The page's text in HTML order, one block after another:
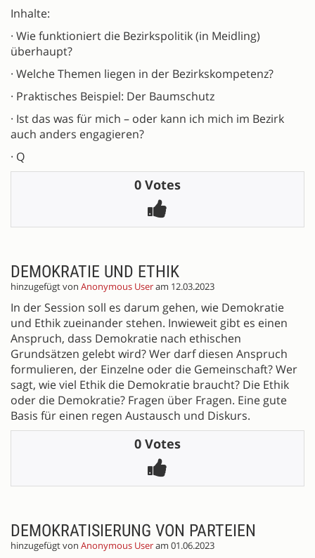
Inhalte:
· Wie funktioniert die Bezirkspolitik (in Meidling)
überhaupt?
· Welche Themen liegen in der Bezirkskompetenz?
· Praktisches Beispiel: Der Baumschutz
· Ist das was für mich – oder kann ich mich im Bezirk
auch anders engagieren?
· Q
0 Votes
DEMOKRATIE UND ETHIK
hinzugefügt von Anonymous Useram 12.03.2023
In der Session soll es darum gehen, wie Demokratie
und Ethik zueinander stehen. Inwieweit gibt es einen
Anspruch, dass Demokratie nach ethischen
Grundsätzen gelebt wird? Wer darf diesen Anspruch
formulieren, der Einzelne oder die Gemeinschaft? Wer
sagt, wie viel Ethik die Demokratie braucht? Die Ethik
oder die Demokratie? Fragen über Fragen. Eine gute
Basis für einen regen Austausch und Diskurs.
0 Votes
DEMOKRATISIERUNG VON PARTEIEN
hinzugefügt von Anonymous Useram 01.06.2023